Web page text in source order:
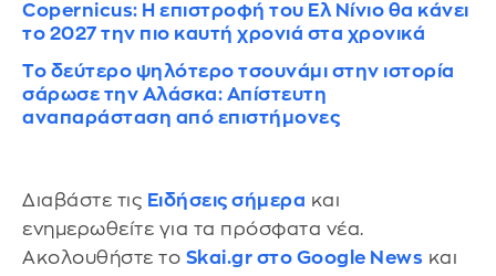
Copernicus: Η επιστροφή του Ελ Νίνιο θα κάνει
το 2027 την πιο καυτή χρονιά στα χρονικά
Το δεύτερο ψηλότερο τσουνάμι στην ιστορία
σάρωσε την Αλάσκα: Απίστευτη
αναπαράσταση από επιστήμονες
Διαβάστε τις Ειδήσεις σήμερα και
ενημερωθείτε για τα πρόσφατα νέα.
Ακολουθήστε το Skai.gr στο Google News και